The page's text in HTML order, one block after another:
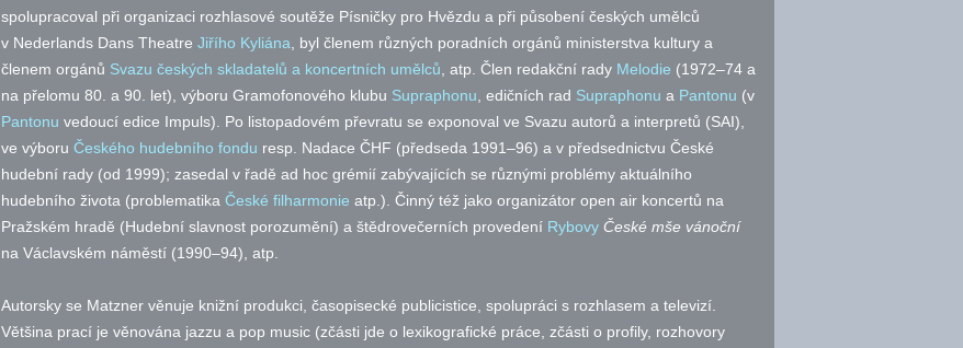
spolupracoval při organizaci rozhlasové soutěže Písničky pro Hvězdu a při působení českých umělců
v Nederlands Dans Theatre Jiřího Kyliána , byl členem různých poradních orgánů ministerstva kultury a
členem orgánů Svazu českých skladatelů a koncertních umělců , atp. Člen redakční rady Melodie (1972–74 a
na přelomu 80. a 90. let), výboru Gramofonového klubu Supraphonu , edičních rad Supraphonu a Pantonu (v
Pantonu vedoucí edice Impuls). Po listopadovém převratu se exponoval ve Svazu autorů a interpretů (SAI),
ve výboru Českého hudebního fondu resp.
Nadace ČHF (předseda 1991–96) a v předsednictvu České
hudební rady (od 1999); zasedal v řadě ad hoc grémií zabývajících se různými problémy aktuálního
hudebního života (problematika České filharmonie atp.). Činný též jako organizátor open air koncertů na
Pražském hradě (Hudební slavnost porozumění) a štědrovečerních provedení Rybovy České mše vánoční
na Václavském náměstí (1990–94), atp.
Autorsky se Matzner věnuje knižní produkci, časopisecké publicistice, spolupráci s rozhlasem a televizí.
Většina prací je věnována jazzu a pop music (zčásti jde o lexikografické práce, zčásti o profily, rozhovory